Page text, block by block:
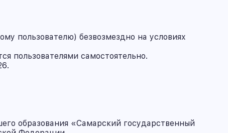
пользователю) безвозмездно на условиях
пользователями самостоятельно.
образования «Самарский государственный